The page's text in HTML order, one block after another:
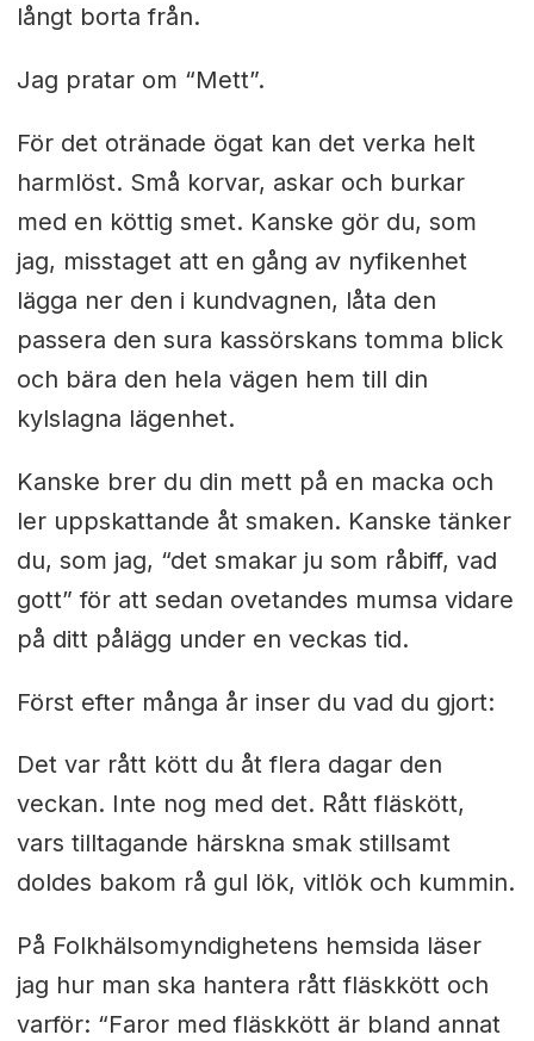
långt borta från.
Jag pratar om “Mett”.
För det otränade ögat kan det verka helt
harmlöst. Små korvar, askar och burkar
med en köttig smet. Kanske gör du, som
jag, misstaget att en gång av nyfikenhet
lägga ner den i kundvagnen, låta den
passera den sura kassörskans tomma blick
och bära den hela vägen hem till din
kylslagna lägenhet.
Kanske brer du din mett på en macka och
ler uppskattande åt smaken. Kanske tänker
du, som jag, “det smakar ju som råbiff, vad
gott” för att sedan ovetandes mumsa vidare
på ditt pålägg under en veckas tid.
Först efter många år inser du vad du gjort:
Det var rått kött du åt flera dagar den
veckan. Inte nog med det. Rått fläskött,
vars tilltagande härskna smak stillsamt
doldes bakom rå gul lök, vitlök och kummin.
På Folkhälsomyndighetens hemsida läser
jag hur man ska hantera rått fläskkött och
varför: “Faror med fläskkött är bland annat